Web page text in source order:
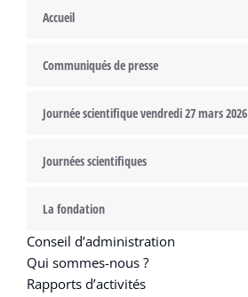
Accueil
Communiqués de presse
Journée scientifique vendredi 27 mars 2026
Journées scientifiques
La fondation
Conseil d’administration
Qui sommes-nous ?
Rapports d’activités